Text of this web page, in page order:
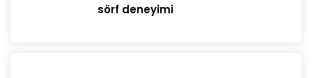
sörf deneyimi